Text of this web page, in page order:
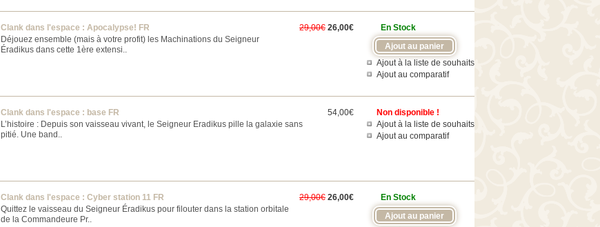
En Stock
Ajout à la liste de souhaits
Ajout au comparatif
29,00€ 26,00€
Clank dans l'espace : Apocalypse! FR
Déjouez ensemble (mais à votre profit) les Machinations du Seigneur
Éradikus dans cette 1ère extensi..
Non disponible !
Ajout à la liste de souhaits
Ajout au comparatif
54,00€
Clank dans l'espace : base FR
L’histoire : Depuis son vaisseau vivant, le Seigneur Eradikus pille la galaxie sans
pitié. Une band..
En Stock
29,00€ 26,00€
Clank dans l'espace : Cyber station 11 FR
Quittez le vaisseau du Seigneur Éradikus pour filouter dans la station orbitale
de la Commandeure Pr..